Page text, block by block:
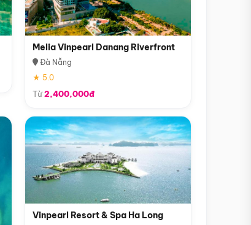
Melia Vinpearl Danang Riverfront
Đà Nẵng
★ 5.0
Từ2,400,000đ
Vinpearl Resort & Spa Ha Long